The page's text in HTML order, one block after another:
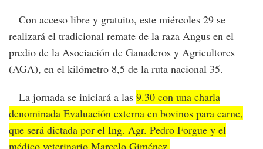
Con acceso libre y gratuito, este miércoles 29 se
realizará el tradicional remate de la raza Angus en el
predio de la Asociación de Ganaderos y Agricultores
(AGA), en el kilómetro 8,5 de la ruta nacional 35.
La jornada se iniciará a las 9.30 con una charla
denominada Evaluación externa en bovinos para carne,
que será dictada por el Ing. Agr. Pedro Forgue y el
médico veterinario Marcelo Giménez.